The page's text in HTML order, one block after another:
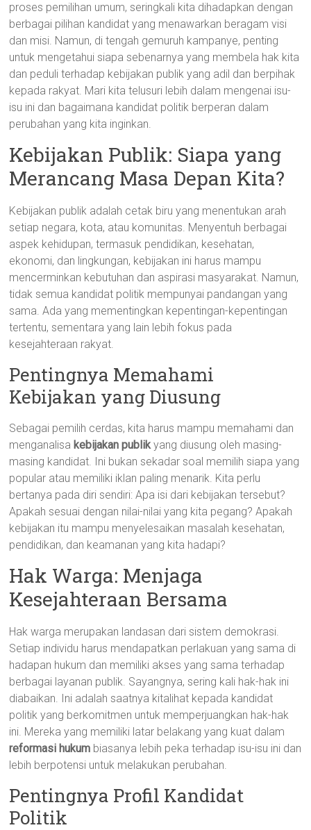
proses pemilihan umum, seringkali kita dihadapkan dengan
berbagai pilihan kandidat yang menawarkan beragam visi
dan misi. Namun, di tengah gemuruh kampanye, penting
untuk mengetahui siapa sebenarnya yang membela hak kita
dan peduli terhadap kebijakan publik yang adil dan berpihak
kepada rakyat. Mari kita telusuri lebih dalam mengenai isu-
isu ini dan bagaimana kandidat politik berperan dalam
perubahan yang kita inginkan.
Kebijakan Publik: Siapa yang
Merancang Masa Depan Kita?
Kebijakan publik adalah cetak biru yang menentukan arah
setiap negara, kota, atau komunitas. Menyentuh berbagai
aspek kehidupan, termasuk pendidikan, kesehatan,
ekonomi, dan lingkungan, kebijakan ini harus mampu
mencerminkan kebutuhan dan aspirasi masyarakat. Namun,
tidak semua kandidat politik mempunyai pandangan yang
sama. Ada yang mementingkan kepentingan-kepentingan
tertentu, sementara yang lain lebih fokus pada
kesejahteraan rakyat.
Pentingnya Memahami
Kebijakan yang Diusung
Sebagai pemilih cerdas, kita harus mampu memahami dan
menganalisa kebijakan publikyang diusung oleh masing-
masing kandidat. Ini bukan sekadar soal memilih siapa yang
popular atau memiliki iklan paling menarik. Kita perlu
bertanya pada diri sendiri: Apa isi dari kebijakan tersebut?
Apakah sesuai dengan nilai-nilai yang kita pegang? Apakah
kebijakan itu mampu menyelesaikan masalah kesehatan,
pendidikan, dan keamanan yang kita hadapi?
Hak Warga: Menjaga
Kesejahteraan Bersama
Hak warga merupakan landasan dari sistem demokrasi.
Setiap individu harus mendapatkan perlakuan yang sama di
hadapan hukum dan memiliki akses yang sama terhadap
berbagai layanan publik. Sayangnya, sering kali hak-hak ini
diabaikan. Ini adalah saatnya kitalihat kepada kandidat
politik yang berkomitmen untuk memperjuangkan hak-hak
ini. Mereka yang memiliki latar belakang yang kuat dalam
reformasi hukum biasanya lebih peka terhadap isu-isu ini dan
lebih berpotensi untuk melakukan perubahan.
Pentingnya Profil Kandidat
Politik